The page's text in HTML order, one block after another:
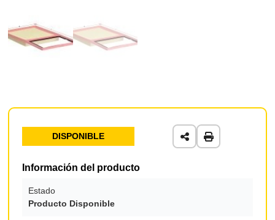
DISPONIBLE
Información del producto
Estado
Producto Disponible